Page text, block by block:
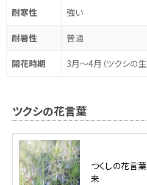
耐寒性 強い
耐暑性 普通
開花時期 3月～4月（ツクシの生
ツクシの花言葉
つくしの花言
来